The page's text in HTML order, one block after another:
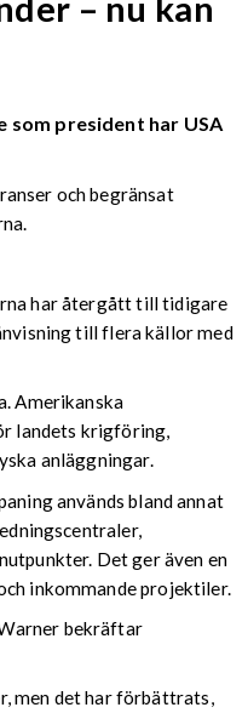
som president har USA
och begränsat
har återgått till tidigare
till flera källor med
Amerikanska
landets krigföring,
anläggningar.
används bland annat
Det ger även en
inkommande projektiler.
bekräftar
men det har förbättrats,